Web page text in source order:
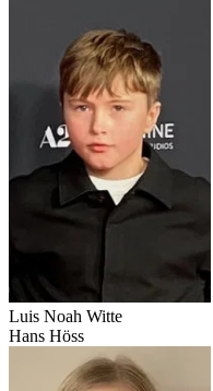
Luis Noah Witte
Hans Höss